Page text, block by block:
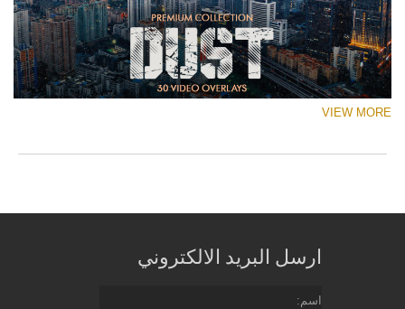
VIEW MORE
ارسل البريد الالكتروني
اسم